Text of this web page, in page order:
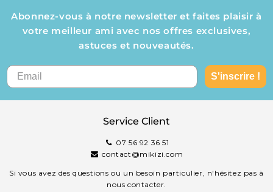
Abonnez-vous à notre newsletter et faites plaisir à
votre meilleur ami avec nos offres exclusives,
astuces et nouveautés.
S'inscrire !
Service Client
07 56 92 36 51
contact@mikizi.com
Si vous avez des questions ou un besoin particulier, n'hésitez pas à
nous contacter.